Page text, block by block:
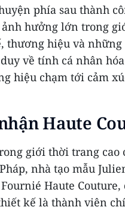
phía sau thành
hưởng lớn trong
thương hiệu và
về tính cá nhân
hiệu chạm tới cảm
Haute
giới thời trang cao
nhà tạo mẫu
Haute Couture,
kế là thành viên